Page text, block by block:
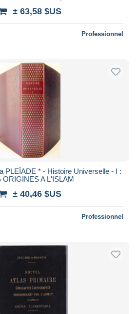
± 63,58 $US
Professionnel
PLEÏADE * - Histoire Universelle - I :
ORIGINES A L'ISLAM
± 40,46 $US
Professionnel